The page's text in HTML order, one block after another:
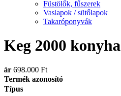
Füstölők, fűszerek
Vaslapok / sütőlapok
Takaróponyvák
Keg 2000 konyha
ár 698.000 Ft
Termék azonosító
Típus